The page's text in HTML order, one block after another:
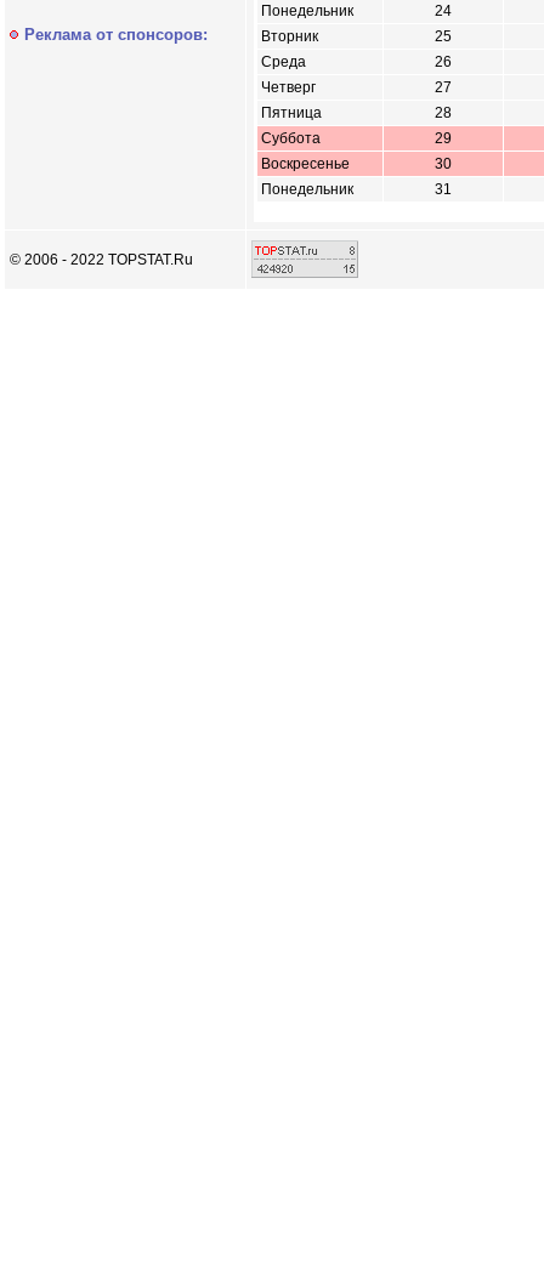
Реклама от спонсоров:
Понедельник
24
Вторник
25
Среда
26
Четверг
27
Пятница
28
Суббота
29
Воскресенье
30
Понедельник
31
© 2006 - 2022 TOPSTAT.Ru